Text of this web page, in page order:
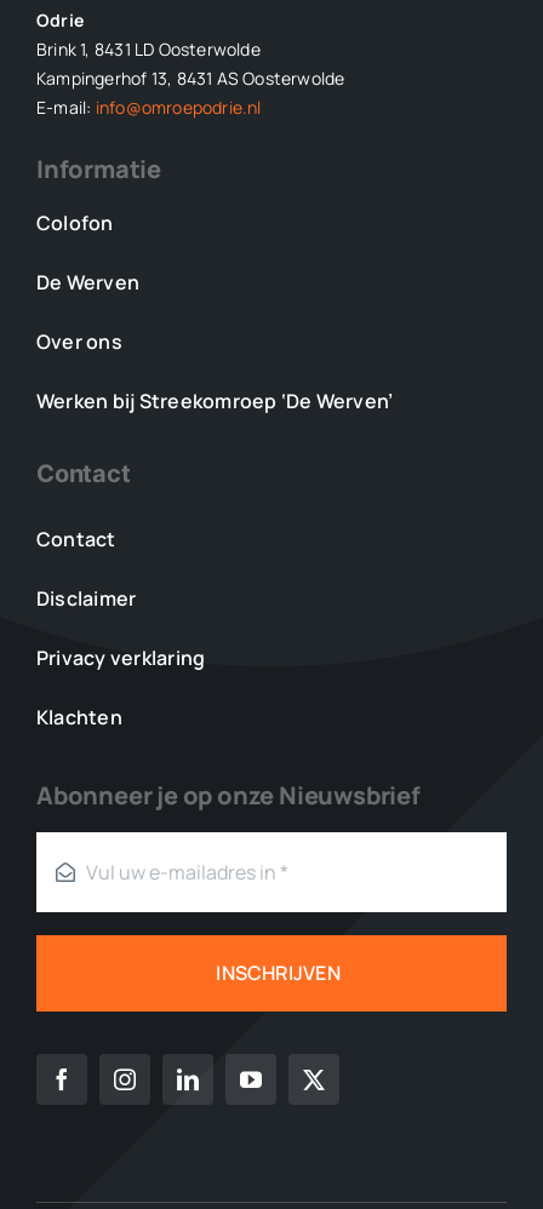
Odrie
Brink 1, 8431 LD Oosterwolde
Kampingerhof 13, 8431 AS Oosterwolde
E-mail: info@omroepodrie.nl
Informatie
Colofon
De Werven
Over ons
Werken bij Streekomroep ‘De Werven’
Contact
Contact
Disclaimer
Privacy verklaring
Klachten
Abonneer je op onze Nieuwsbrief
INSCHRIJVEN